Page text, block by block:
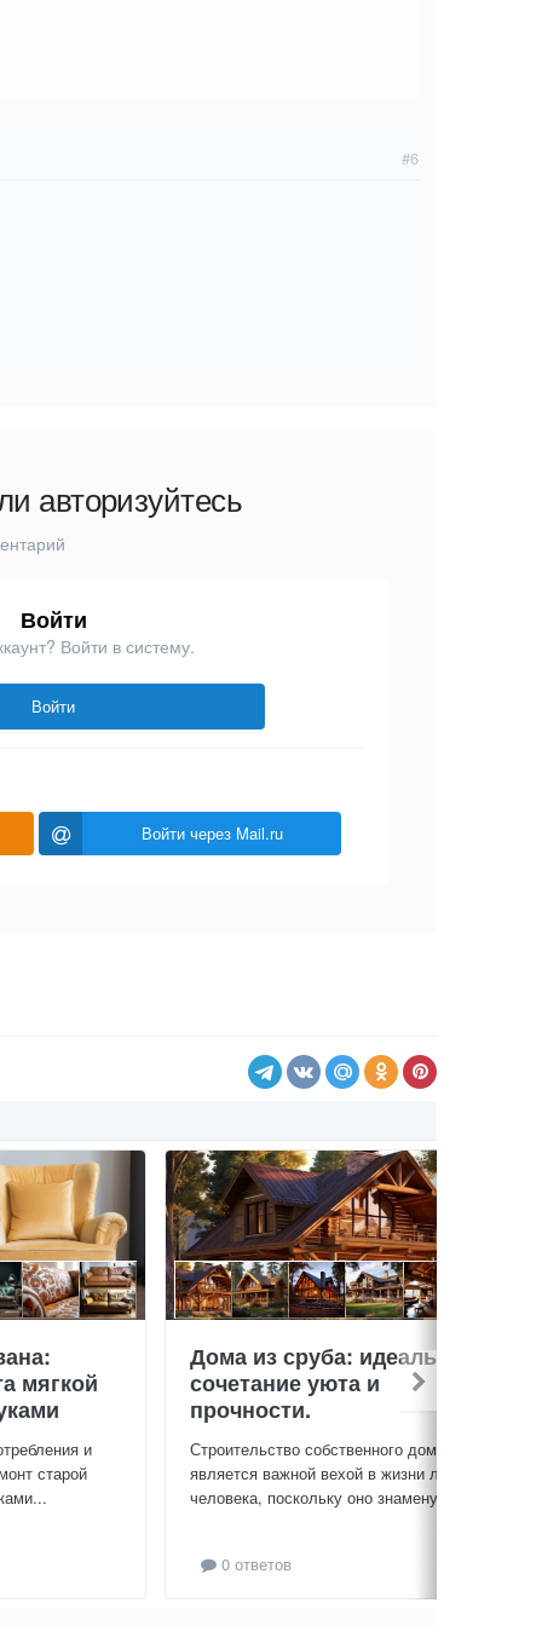
#6
авторизуйтесь
Войти
Войти в систему.
Войти
Войти через Mail.ru
мягкой
и
старой
Дома из сруба: идеальное
сочетание уюта и
прочности.
Строительство собственного дома
является важной вехой в жизни любого
человека, поскольку оно знаменует...
0 ответов